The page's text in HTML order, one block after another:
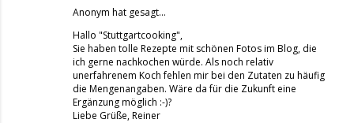
Anonym hat gesagt…
Hallo "Stuttgartcooking",
Sie haben tolle Rezepte mit schönen Fotos im Blog, die
ich gerne nachkochen würde. Als noch relativ
unerfahrenem Koch fehlen mir bei den Zutaten zu häufig
die Mengenangaben. Wäre da für die Zukunft eine
Ergänzung möglich :-)?
Liebe Grüße, Reiner